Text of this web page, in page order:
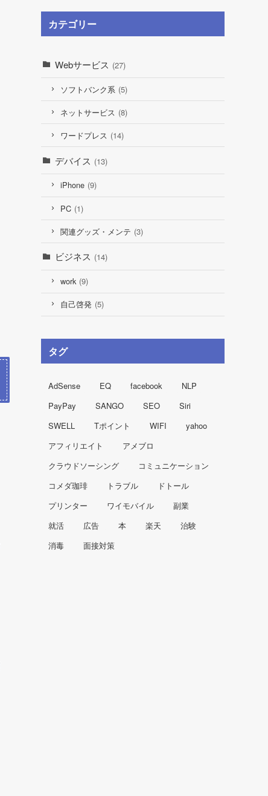
カテゴリー
Webサービス (27)
ソフトバンク系 (5)
ネットサービス (8)
ワードプレス (14)
デバイス (13)
iPhone (9)
PC (1)
関連グッズ・メンテ (3)
ビジネス (14)
work (9)
自己啓発 (5)
タグ
AdSense EQ facebook
NLP
PayPay
SANGO SEO
Siri
SWELL
Tポイント WIFI
yahoo
アフィリエイト
アメブロ
クラウドソーシング
コミュニケーション
コメダ珈琲
トラブル
ドトール
プリンター
ワイモバイル
副業
就活
広告 本 楽天
治験
消毒
面接対策